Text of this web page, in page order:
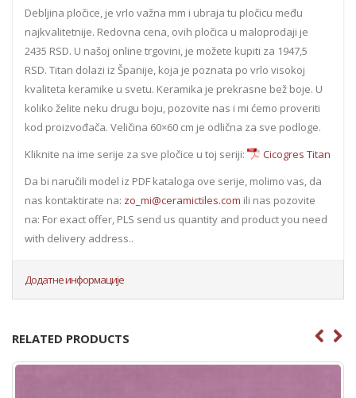
Debljina pločice, je vrlo važna mm i ubraja tu pločicu među
najkvalitetnije. Redovna cena, ovih pločica u maloprodaji je
2435 RSD. U našoj online trgovini, je možete kupiti za 1947,5
RSD. Titan dolazi iz Španije, koja je poznata po vrlo visokoj
kvaliteta keramike u svetu. Keramika je prekrasne bež boje. U
koliko želite neku drugu boju, pozovite nas i mi ćemo proveriti
kod proizvođača. Veličina 60×60 cm je odlična za sve podloge.
Kliknite na ime serije za sve pločice u toj seriji:
Cicogres Titan
Da bi naručili model iz PDF kataloga ove serije, molimo vas, da
nas kontaktirate na: zo_mi@ceramictiles.com ili nas pozovite
na: For exact offer, PLS send us quantity and product you need
with delivery address..
Додатне информације
RELATED PRODUCTS